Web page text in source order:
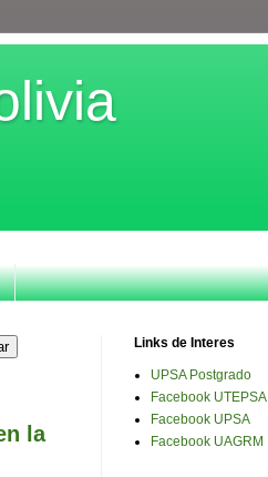
la
Links de Interes
UPSA Postgrado
Facebook UTEPSA
Facebook UPSA
Facebook UAGRM